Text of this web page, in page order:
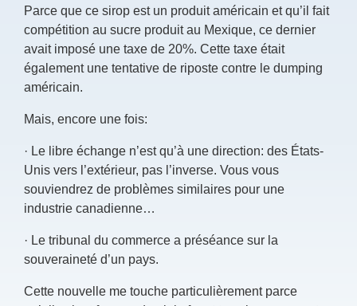
Parce que ce sirop est un produit américain et qu’il fait
compétition au sucre produit au Mexique, ce dernier
avait imposé une taxe de 20%. Cette taxe était
également une tentative de riposte contre le dumping
américain.
Mais, encore une fois:
· Le libre échange n’est qu’à une direction: des États-
Unis vers l’extérieur, pas l’inverse. Vous vous
souviendrez de problèmes similaires pour une
industrie canadienne…
· Le tribunal du commerce a préséance sur la
souveraineté d’un pays.
Cette nouvelle me touche particulièrement parce